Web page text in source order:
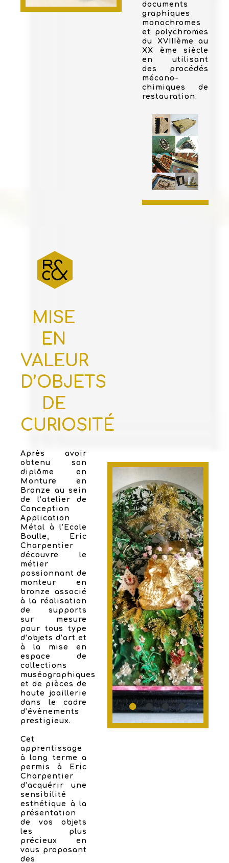
documents
graphiques
monochromes
et polychromes
du XVIIIème au
XX ème siècle
en utilisant
des procédés
mécano-
chimiques de
restauration.
MISE
EN
VALEUR
D’OBJETS
DE
CURIOSITÉ
Après avoir
obtenu son
diplôme en
Monture en
Bronze au sein
de l’atelier de
Conception
Application
Métal à l’Ecole
Boulle, Eric
Charpentier
découvre le
métier
passionnant de
monteur en
bronze associé
à la réalisation
de supports
sur mesure
pour tous type
d’objets d’art et
à la mise en
espace de
collections
muséographiques
et de pièces de
haute joaillerie
dans le cadre
d’évènements
prestigieux.
Cet
apprentissage
à long terme a
permis à Eric
Charpentier
d’acquérir une
sensibilité
esthétique à la
présentation
de vos objets
les plus
précieux en
vous proposant
des